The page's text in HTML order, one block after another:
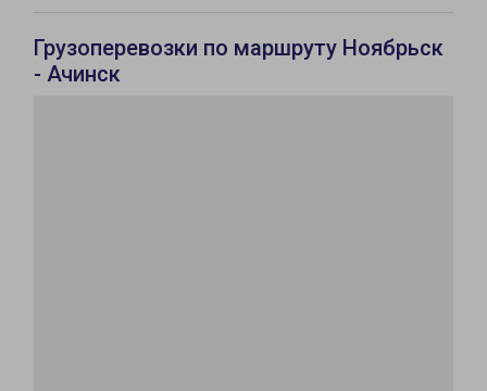
Грузоперевозки по маршруту Ноябрьск
- Ачинск